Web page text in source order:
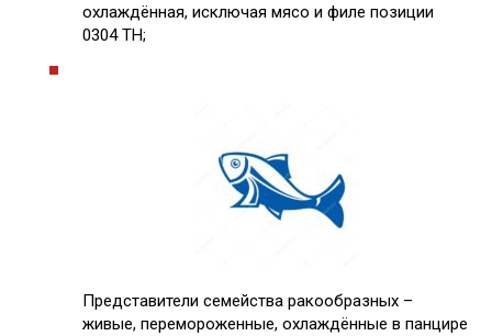
охлаждённая, исключая мясо и филе позиции
0304 ТН;
Представители семейства ракообразных –
живые, перемороженные, охлаждённые в панцире